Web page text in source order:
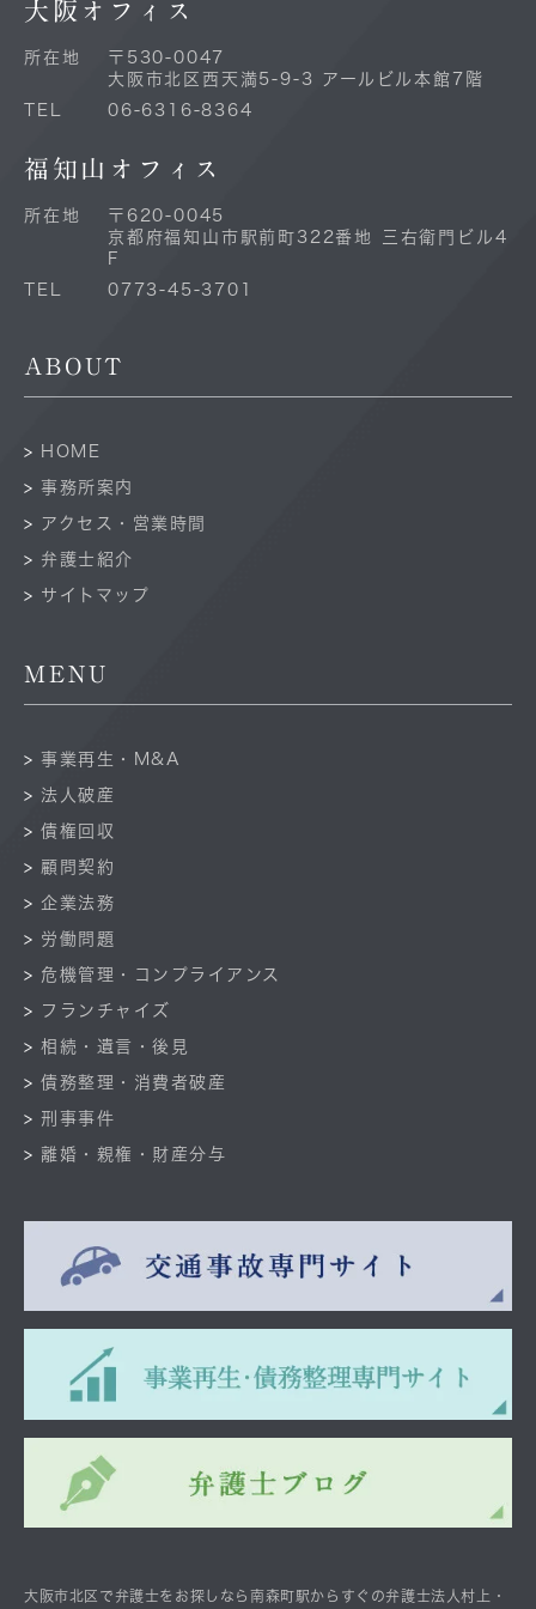
大阪オフィス
所在地
〒530-0047
大阪市北区西天満5-9-3 アールビル本館7階
TEL
06-6316-8364
福知山オフィス
所在地
〒620-0045
京都府福知山市駅前町322番地 三右衛門ビル4
F
TEL
0773-45-3701
ABOUT
HOME
事務所案内
アクセス・営業時間
弁護士紹介
サイトマップ
MENU
事業再生・M&A
法人破産
債権回収
顧問契約
企業法務
労働問題
危機管理・コンプライアンス
フランチャイズ
相続・遺言・後見
債務整理・消費者破産
刑事事件
離婚・親権・財産分与
大阪市北区で弁護士をお探しなら南森町駅からすぐの弁護士法人村上・